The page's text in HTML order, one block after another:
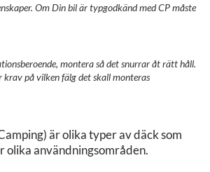
Om Din bil är typgodkänd med CP måste
montera så det snurrar åt rätt håll.
på vilken fälg det skall monteras
är olika typer av däck som
olika användningsområden.